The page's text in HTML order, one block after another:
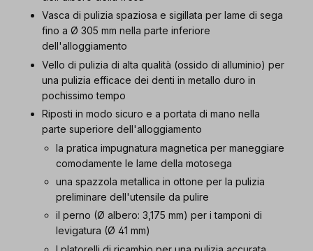
Vasca di pulizia spaziosa e sigillata per lame di sega
fino a Ø 305 mm nella parte inferiore
dell'alloggiamento
Vello di pulizia di alta qualità (ossido di alluminio) per
una pulizia efficace dei denti in metallo duro in
pochissimo tempo
Riposti in modo sicuro e a portata di mano nella
parte superiore dell'alloggiamento
la pratica impugnatura magnetica per maneggiare
comodamente le lame della motosega
una spazzola metallica in ottone per la pulizia
preliminare dell'utensile da pulire
il perno (Ø albero: 3,175 mm) per i tamponi di
levigatura (Ø 41 mm)